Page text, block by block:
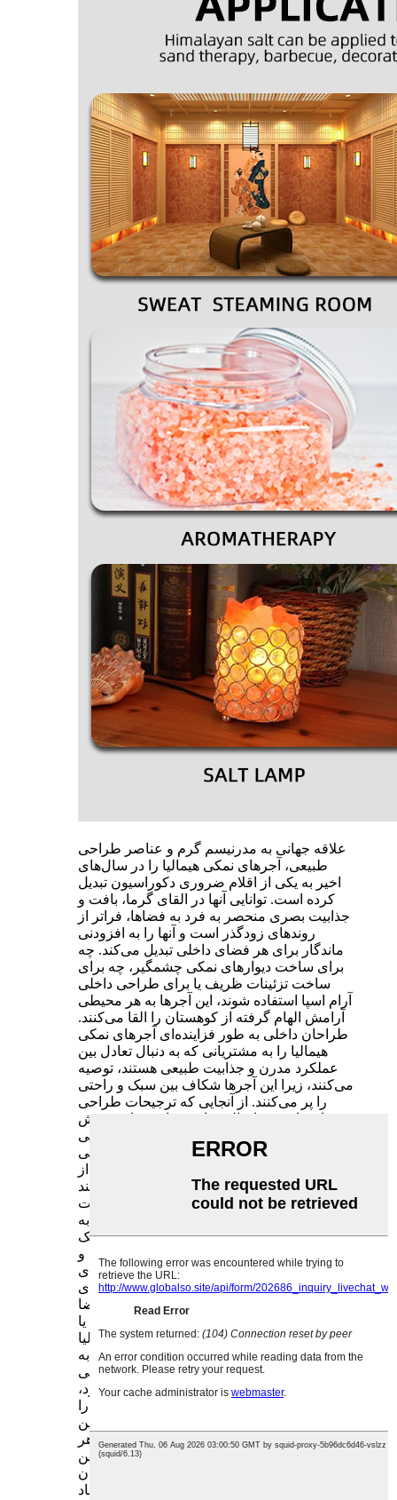
علاقه جهانی به مدرنیسم گرم و عناصر طراحی
طبیعی، آجرهای نمکی هیمالیا را در سال‌های
اخیر به یکی از اقلام ضروری دکوراسیون تبدیل
کرده است. توانایی آنها در القای گرما، بافت و
جذابیت بصری منحصر به فرد به فضاها، فراتر از
روندهای زودگذر است و آنها را به افزودنی
ماندگار برای هر فضای داخلی تبدیل می‌کند. چه
برای ساخت دیوارهای نمکی چشمگیر، چه برای
ساخت تزئینات ظریف یا برای طراحی داخلی
آرام اسپا استفاده شوند، این آجرها به هر محیطی
آرامش الهام گرفته از کوهستان را القا می‌کنند.
طراحان داخلی به طور فزاینده‌ای آجرهای نمکی
هیمالیا را به مشتریانی که به دنبال تعادل بین
عملکرد مدرن و جذابیت طبیعی هستند، توصیه
می‌کنند، زیرا این آجرها شکاف بین سبک و راحتی
را پر می‌کنند. از آنجایی که ترجیحات طراحی
همچنان راحتی و اصالت را بر زیبایی‌شناسی بیش
از حد براق اولویت می‌دهند، آجرهای نمکی
هیمالیا همچنان انتخابی ماندگار برای کسانی
هستند که به دنبال تبدیل فضاها به پناهگاه‌هایی از
سبک و آرامش هستند.
کاشی‌ها و آجرهای نمکی همچنین امکانات
سفارشی‌سازی را ارائه می‌دهند که به
چشم‌اندازهای طراحی منحصر به فرد کمک
می‌کند. صنعتگران می‌توانند آنها را در اندازه‌ها و
پیکربندی‌های مختلف - از پنل‌های نازک برای
دیوارهای تزئینی گرفته تا بلوک‌های ضخیم برای
قطعات برجسته - مطابق با نیازهای خاص فضا
شکل دهند. برخی از صنعتگران حکاکی‌ها یا
برش‌های ظریفی را به آجرهای نمکی هیمالیا
اضافه می‌کنند و الگوهایی ایجاد می‌کنند که به
زیبایی با نور تعامل دارند. از قطعات تزئینی
کوچک گرفته تا نصب‌های تمام دیوار، هر کاربرد،
ویژگی‌های متمایز آجرهای نمکی هیمالیا را
برجسته می‌کند. تنوع رنگ طبیعی آنها تضمین
می‌کند که هیچ دو نصبی یکسان نیستند و به هر
پروژه‌ای منحصر به فرد بودن می‌افزاید. این
منحصر به فرد بودن، آنها را مورد علاقه طراحان
و صاحبان خانه قرار می‌دهد که با هدف ایجاد